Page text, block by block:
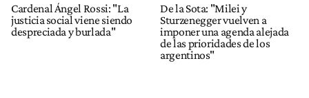
Cardenal Ángel Rossi: "La
justicia social viene siendo
despreciada y burlada"
De la Sota: "Milei y
Sturzenegger vuelven a
imponer una agenda alejada
de las prioridades de los
argentinos"